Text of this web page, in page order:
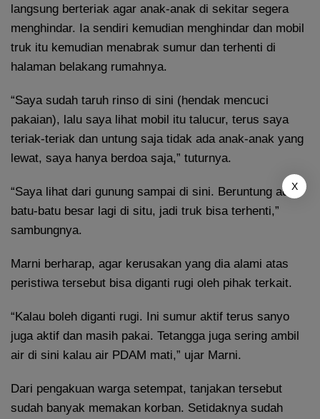
langsung berteriak agar anak-anak di sekitar segera
menghindar. Ia sendiri kemudian menghindar dan mobil
truk itu kemudian menabrak sumur dan terhenti di
halaman belakang rumahnya.
“Saya sudah taruh rinso di sini (hendak mencuci
pakaian), lalu saya lihat mobil itu talucur, terus saya
teriak-teriak dan untung saja tidak ada anak-anak yang
lewat, saya hanya berdoa saja,” tuturnya.
“Saya lihat dari gunung sampai di sini. Beruntung ada
batu-batu besar lagi di situ, jadi truk bisa terhenti,”
sambungnya.
Marni berharap, agar kerusakan yang dia alami atas
peristiwa tersebut bisa diganti rugi oleh pihak terkait.
“Kalau boleh diganti rugi. Ini sumur aktif terus sanyo
juga aktif dan masih pakai. Tetangga juga sering ambil
air di sini kalau air PDAM mati,” ujar Marni.
Dari pengakuan warga setempat, tanjakan tersebut
sudah banyak memakan korban. Setidaknya sudah
X